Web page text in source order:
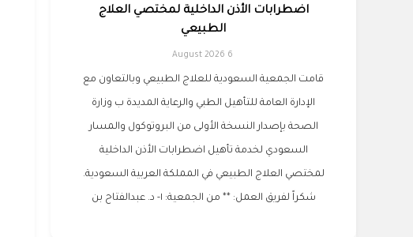
اضطرابات الأذن الداخلية لمختصي العلاج
الطبيعي
6 August 2026
قامت الجمعية السعودية للعلاج الطبيعي وبالتعاون مع
الإدارة العامة للتأهيل الطبي والرعاية المديدة ب وزارة
الصحة بإصدار النسخة الأولى من البروتوكول والمسار
السعودي لخدمة تأهيل اضطرابات الأذن الداخلية
لمختصي العلاج الطبيعي في المملكة العربية السعودية.
شكراً لفريق العمل: ** من الجمعية: ١- د. عبدالفتاح بن